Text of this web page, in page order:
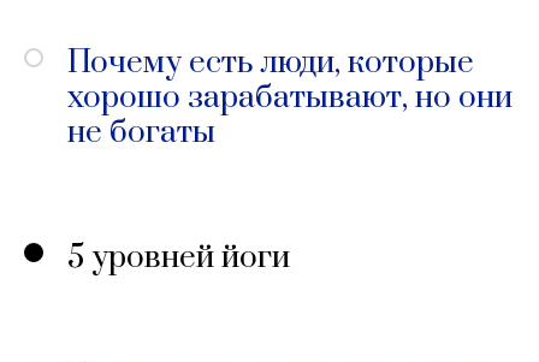
Почему есть люди, которые
хорошо зарабатывают, но они
не богаты
5 уровней йоги